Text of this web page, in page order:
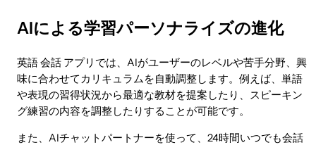
AIによる学習パーソナライズの進化
英語 会話 アプリでは、AIがユーザーのレベルや苦手分野、興
味に合わせてカリキュラムを自動調整します。例えば、単語
や表現の習得状況から最適な教材を提案したり、スピーキン
グ練習の内容を調整したりすることが可能です。
また、AIチャットパートナーを使って、24時間いつでも会話